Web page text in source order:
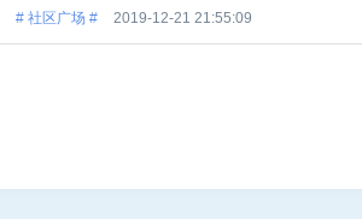
# 社区广场 # 2019-12-21 21:55:09